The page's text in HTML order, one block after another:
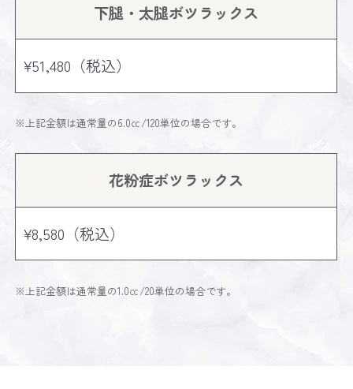
下腿・太腿ボツラックス
¥51,480（税込）
※上記金額は通常量の6.0㏄/120単位の場合です。
花粉症ボツラックス
¥8,580（税込）
※上記金額は通常量の1.0㏄/20単位の場合です。